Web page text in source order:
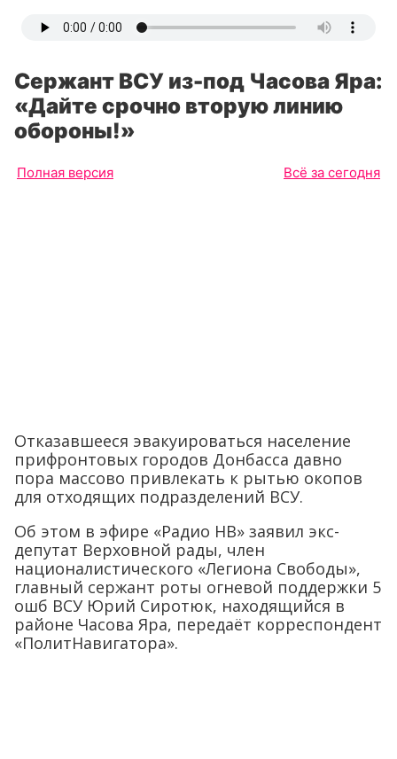
Сержант ВСУ из-под Часова Яра:
«Дайте срочно вторую линию
обороны!»
Полная версия Всё за сегодня
Отказавшееся эвакуироваться население
прифронтовых городов Донбасса давно
пора массово привлекать к рытью окопов
для отходящих подразделений ВСУ.
Об этом в эфире «Радио НВ» заявил экс-
депутат Верховной рады, член
националистического «Легиона Свободы»,
главный сержант роты огневой поддержки 5
ошб ВСУ Юрий Сиротюк, находящийся в
районе Часова Яра, передаёт корреспондент
«ПолитНавигатора».